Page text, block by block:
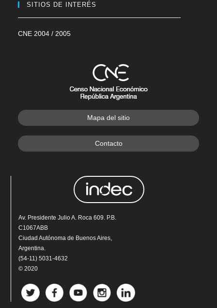
SITIOS DE INTERÉS
CNE 2004 / 2005
Mapa del sitio
Contacto
Av. Presidente Julio A. Roca 609. P.B.
C1067ABB
Ciudad Autónoma de Buenos Aires,
Argentina.
(54-11) 5031-4632
© 2020